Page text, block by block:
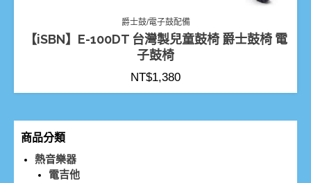
爵士鼓/電子鼓配備
【iSBN】E-100DT 台灣製兒童鼓椅 爵士鼓椅 電
子鼓椅
NT$1,380
商品分類
熱音樂器
電吉他